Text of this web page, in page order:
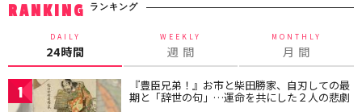
RANKING ランキング
DAILY
24時間
WEEKLY
週 間
MONTHLY
月 間
1 『豊臣兄弟！』お市と柴田勝家、自刃しての最
期と「辞世の句」…運命を共にした２人の悲劇